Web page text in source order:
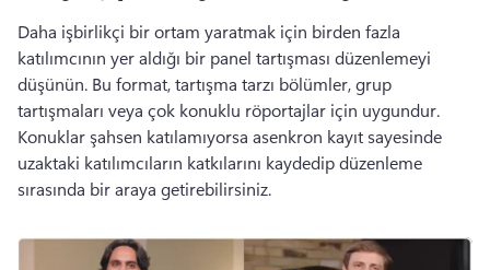
Daha işbirlikçi bir ortam yaratmak için birden fazla
katılımcının yer aldığı bir panel tartışması düzenlemeyi
düşünün. Bu format, tartışma tarzı bölümler, grup
Konuklar şahsen katılamıyorsa asenkron kayıt sayesinde
uzaktaki katılımcıların katkılarını kaydedip düzenleme
sırasında bir araya getirebilirsiniz.